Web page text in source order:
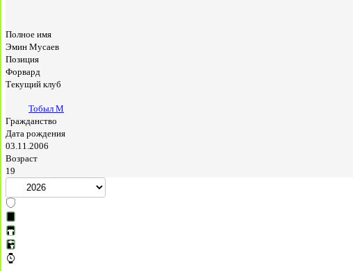
Полное имя
Эмин Мусаев
Позиция
Форвард
Текущий клуб
Тобыл М
Гражданство
Дата рождения
03.11.2006
Возраст
19